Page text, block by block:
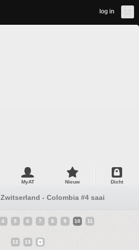
log in
MyAT Nieuw Dicht
Zwitserland - Colombia #4 saai
4 5 6 7 8 9 10 11
12 13